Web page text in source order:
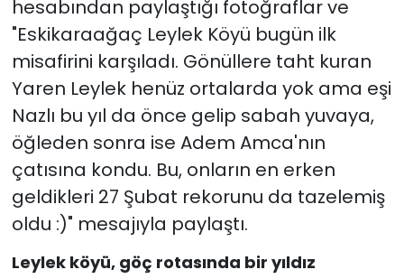
hesabından paylaştığı fotoğraflar ve
"Eskikaraağaç Leylek Köyü bugün ilk
misafirini karşıladı. Gönüllere taht kuran
Yaren Leylek henüz ortalarda yok ama eşi
Nazlı bu yıl da önce gelip sabah yuvaya,
öğleden sonra ise Adem Amca'nın
çatısına kondu. Bu, onların en erken
geldikleri 27 Şubat rekorunu da tazelemiş
oldu :)" mesajıyla paylaştı.
Leylek köyü, göç rotasında bir yıldız